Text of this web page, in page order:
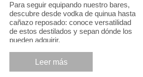
Para seguir equipando nuestro bares,
descubre desde vodka de quinua hasta
cañazo reposado: conoce versatilidad
de estos destilados y sepan dónde los
pueden adquirir.
Leer más